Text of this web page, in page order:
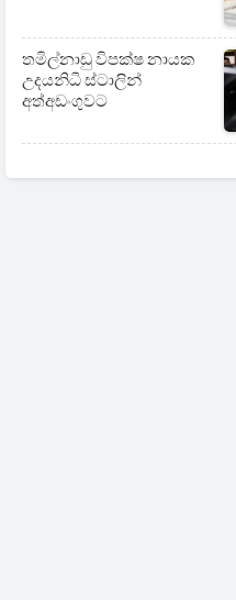
තමිල්නාඩු විපක්ෂ නායක
උදයනිධි ස්ටාලින්
අත්අඩංගුවට